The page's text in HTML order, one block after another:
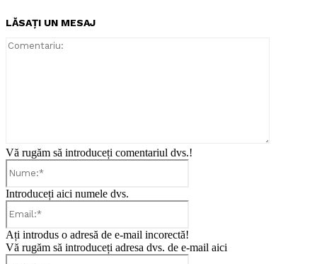
LĂSAȚI UN MESAJ
Vă rugăm să introduceți comentariul dvs.!
Introduceți aici numele dvs.
Ați introdus o adresă de e-mail incorectă!
Vă rugăm să introduceți adresa dvs. de e-mail aici